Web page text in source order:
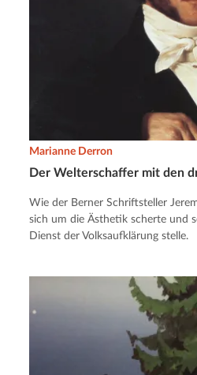
Der Welterschaffer mit den
Marianne Derron
Wie der Berner Schriftsteller
sich um die Ästhetik scherte und
Dienst der Volksaufklärung stelle.